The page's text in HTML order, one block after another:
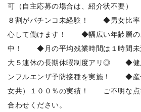
可（自主応募の場合は、紹介状不要
８割がパチンコ未経験！ ◆男女比率
心して働けます！ ◆幅広い年齢層の
中！ ◆月の平均残業時間は１時間
大５連休の長期休暇制度アリ◎ ◆健
ンフルエンザ予防接種を実施！ ◆産
女共）１００％の実績！ ご不明な点
合わせください。